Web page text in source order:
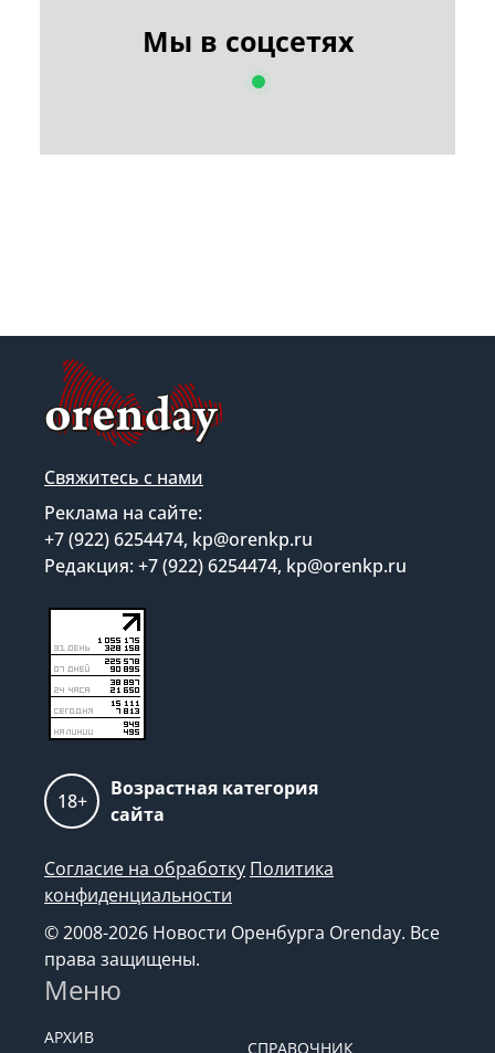
Мы в соцсетях
Свяжитесь с нами
Реклама на сайте:
+7 (922) 6254474, kp@orenkp.ru
Редакция: +7 (922) 6254474, kp@orenkp.ru
Согласие на обработку
конфиденциальности
© 2008-2026 Новости Оренбурга Orenday. Все
права защищены.
Меню